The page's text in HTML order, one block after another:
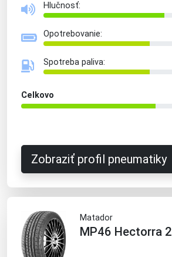
Hlučnosť:
Opotrebovanie:
Spotreba paliva:
Celkovo
Zobraziť profil pneumatiky
Matador
MP46 Hectorra 2